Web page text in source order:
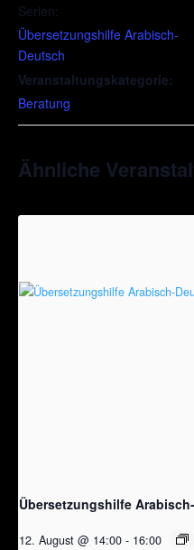
Serien:
Übersetzungshilfe Arabisch-
Deutsch
Veranstaltungskategorie:
Beratung
Ähnliche
Übersetzungshilfe
12. August @ 14:00 - 16:00